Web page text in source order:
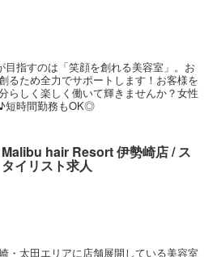
目指すのは「笑顔を創れる美容室」。お
るため全力でサポートします！お客様を
らしく楽しく働いて輝きませんか？女性
短時間勤務もOK◎
Malibu hair Resort 伊勢崎店 / ス
タイリスト求人
・太田エリアに店舗展開している美容室